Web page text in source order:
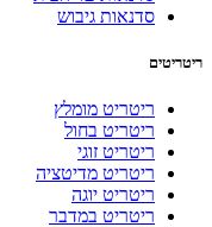
סדנאות גיבוש
ריטריטים
ריטריט מומלץ
ריטריט בחול
ריטריט זוגי
ריטריט מדיטציה
ריטריט יוגה
ריטריט במדבר